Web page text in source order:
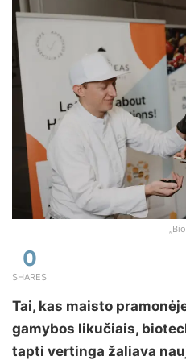
0
SHARES
Tai, kas maisto
gamybos likučiais,
tapti vertinga žaliava